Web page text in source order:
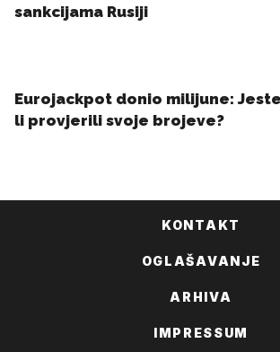
KONTAKT
OGLAŠAVANJE
ARHIVA
IMPRESSUM